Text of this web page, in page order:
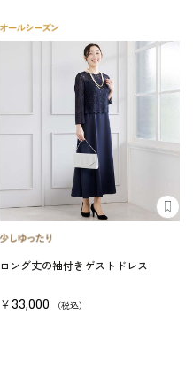
ロング丈の袖付きゲストドレス
￥33,000 （税込）